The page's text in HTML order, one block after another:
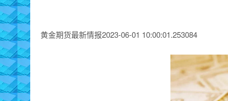
黄金期货最新情报2023-06-01 10:00:01.253084